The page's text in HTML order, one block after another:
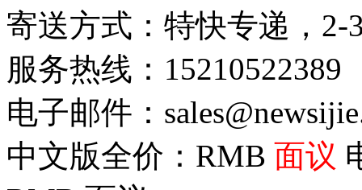
寄送方式：特快专递，2-
服务热线：15210522389
电子邮件：
中文版全价：RMB 面议